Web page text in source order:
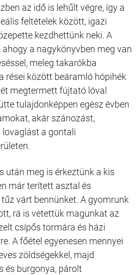
az idő is lehűlt végre, így a
feltételek között, igazi
kezdhettünk neki. A
a nagykönyvben meg van
meleg takarókba
rései között beáramló hópihék
megtermett fújtató lóval
tulajdonképpen egész évben
akár szánozást,
lovaglást a gontali
után meg is érkeztünk a kis
már terített asztal és
várt bennünket. A gyomrunk
rá is vetettük magunkat az
csípős tormára és házi
A főétel egyenesen mennyei
zöldségekkel, majd
és burgonya, párolt